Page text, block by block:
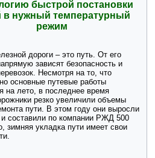
быстрой постановки
в нужный температурный
режим
дороги – это путь. От его
зависят безопасность и
Несмотря на то, что
основные путевые работы
на лето, в последнее время
резко увеличили объемы
пути. В этом году они выросли
и составили по компании РЖД 500
зимняя укладка пути имеет свои